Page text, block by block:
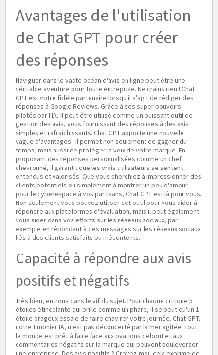
Avantages de l'utilisation
de Chat GPT pour créer
des réponses
Naviguer dans le vaste océan d'avis en ligne peut être une
véritable aventure pour toute entreprise. Ne crains rien ! Chat
GPT est votre fidèle partenaire lorsqu'il s'agit de rédiger des
réponses à Google Reviews. Grâce à ses super pouvoirs
pilotés par l'IA, il peut être utilisé comme un puissant outil de
gestion des avis, vous fournissant des réponses à des avis
simples et rafraîchissants. Chat GPT apporte une nouvelle
vague d'avantages : il permet non seulement de gagner du
temps, mais aussi de protéger la voix de votre marque. En
proposant des réponses personnalisées comme un chef
chevronné, il garantit que les vrais utilisateurs se sentent
entendus et valorisés. Que vous cherchiez à impressionner des
clients potentiels ou simplement à montrer un peu d'amour
pour le cyberespace à vos partisans, Chat GPT est là pour vous.
Non seulement vous pouvez utiliser cet outil pour vous aider à
répondre aux plateformes d'évaluation, mais il peut également
vous aider dans vos efforts sur les réseaux sociaux, par
exemple en répondant à des messages sur les réseaux sociaux
liés à des clients satisfaits ou mécontents.
Capacité à répondre aux avis
positifs et négatifs
Très bien, entrons dans le vif du sujet. Pour chaque critique 5
étoiles étincelante qui brille comme un phare, il se peut qu'un 1
étoile orageux essaie de faire chavirer votre journée. Chat GPT,
notre timonier IA, n'est pas déconcerté par la mer agitée. Tout
le monde est prêt à faire face aux ovations debout et aux
commentaires négatifs sur la marque qui peuvent bouleverser